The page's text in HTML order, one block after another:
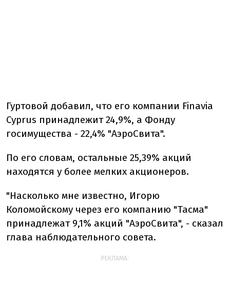
Гуртовой добавил, что его компании Finavia
Cyprus принадлежит 24,9%, а Фонду
госимущества - 22,4% "АэроСвита".
По его словам, остальные 25,39% акций
находятся у более мелких акционеров.
"Насколько мне известно, Игорю
Коломойскому через его компанию "Тасма"
принадлежат 9,1% акций "АэроСвита", - сказал
глава наблюдательного совета.
РЕКЛАМА: